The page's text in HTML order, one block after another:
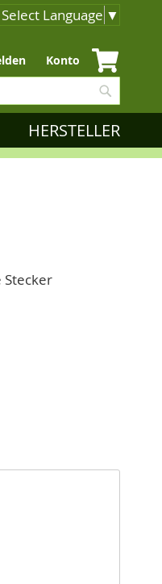
Select Language ▼
Konto
HERSTELLER
Stecker